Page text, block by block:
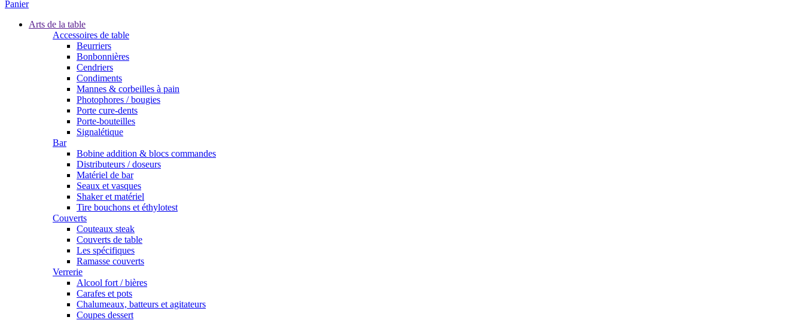
Panier
Arts de la table
Accessoires de table
Beurriers
Bonbonnières
Cendriers
Condiments
Mannes & corbeilles à pain
Photophores / bougies
Porte cure-dents
Porte-bouteilles
Signalétique
Bar
Bobine addition & blocs commandes
Distributeurs / doseurs
Matériel de bar
Seaux et vasques
Shaker et matériel
Tire bouchons et éthylotest
Couverts
Couteaux steak
Couverts de table
Les spécifiques
Ramasse couverts
Verrerie
Alcool fort / bières
Carafes et pots
Chalumeaux, batteurs et agitateurs
Coupes dessert